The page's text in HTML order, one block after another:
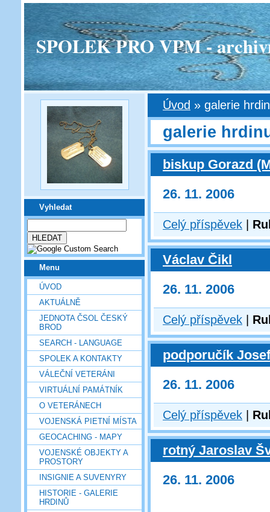
SPOLEK PRO VPM -
Vyhledat
Menu
ÚVOD
AKTUÁLNĚ
JEDNOTA ČSOL ČESKÝ
BROD
SEARCH - LANGUAGE
SPOLEK A KONTAKTY
VÁLEČNÍ VETERÁNI
VIRTUÁLNÍ PAMÁTNÍK
O VETERÁNECH
VOJENSKÁ PIETNÍ MÍSTA
GEOCACHING - MAPY
VOJENSKÉ OBJEKTY A
PROSTORY
INSIGNIE A SUVENYRY
HISTORIE - GALERIE
HRDINŮ
Úvod » galerie
galerie
biskup Gorazd
26. 11. 2006
Celý příspěvek
Václav Čikl
26. 11. 2006
Celý příspěvek
podporučík
26. 11. 2006
Celý příspěvek
rotný Jaroslav
26. 11. 2006